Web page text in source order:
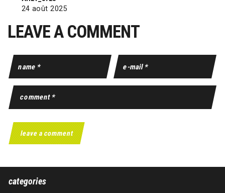
24 août 2025
LEAVE A COMMENT
categories